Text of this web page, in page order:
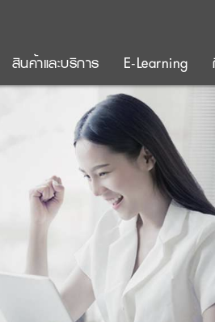
สินค้าและบริการ E-Learning